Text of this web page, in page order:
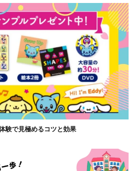
験で見極めるコツと効果